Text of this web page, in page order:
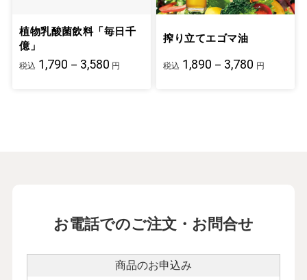
植物乳酸菌飲料「毎日千
億」
税込 1,790－3,580 円
搾り立てエゴマ油
税込 1,890－3,780 円
お電話でのご注文・お問合せ
商品のお申込み